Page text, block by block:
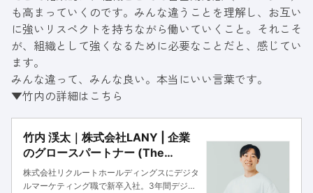
も高まっていくのです。 みんな違うことを理解し、お互い
に強いリスペクトを持ちながら働いていくこと。 それこそ
が、組織として強くなるために必要なことだと、感じてい
ます。
みんな違って、みんな良い。本当にいい言葉です。
▼竹内の詳細はこちら
竹内 渓太｜株式会社LANY | 企業
のグロースパートナー (The
Growth Partner)
株式会社リクルートホールディングスにデジタ
ルマーケティング職で新卒入社。3年間デジタ